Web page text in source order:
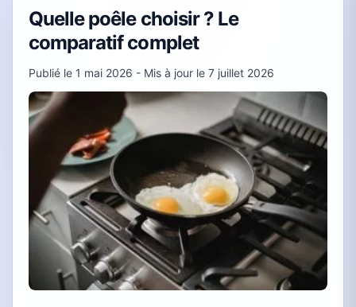
Quelle poêle choisir ? Le
comparatif complet
Publié le 1 mai 2026 - Mis à jour le 7 juillet 2026